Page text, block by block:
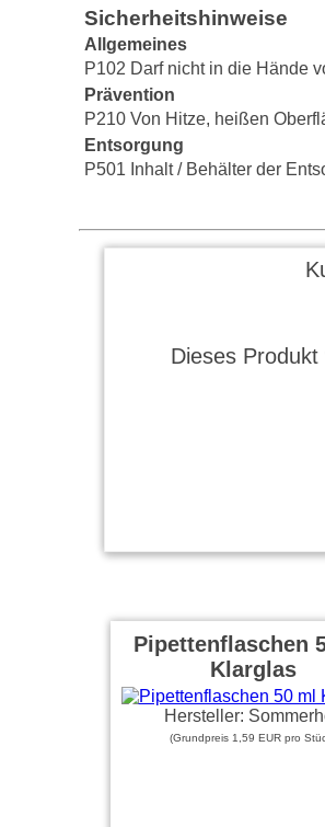
Sicherheitshinweise
Allgemeines
P102 Darf nicht in die Hände
Prävention
P210 Von Hitze, heißen
Entsorgung
P501 Inhalt / Behälter der
Dieses
Pipettenflaschen
Klarglas
Hersteller:
(Grundpreis 1,59 EUR pro